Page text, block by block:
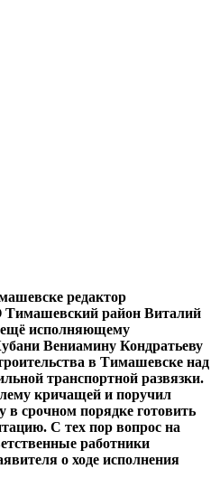
редактор
Тимашевский район Виталий
ещё исполняющему
Вениамину Кондратьеву
в Тимашевске над
транспортной развязки.
кричащей и поручил
в срочном порядке готовить
С тех пор вопрос на
работники
о ходе исполнения